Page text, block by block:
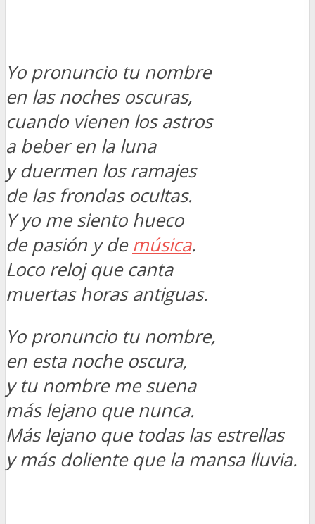
Yo pronuncio tu nombre
en las noches oscuras,
cuando vienen los astros
a beber en la luna
y duermen los ramajes
de las frondas ocultas.
Y yo me siento hueco
de pasión y de música.
Loco reloj que canta
muertas horas antiguas.
Yo pronuncio tu nombre,
en esta noche oscura,
y tu nombre me suena
más lejano que nunca.
Más lejano que todas las estrellas
y más doliente que la mansa lluvia.